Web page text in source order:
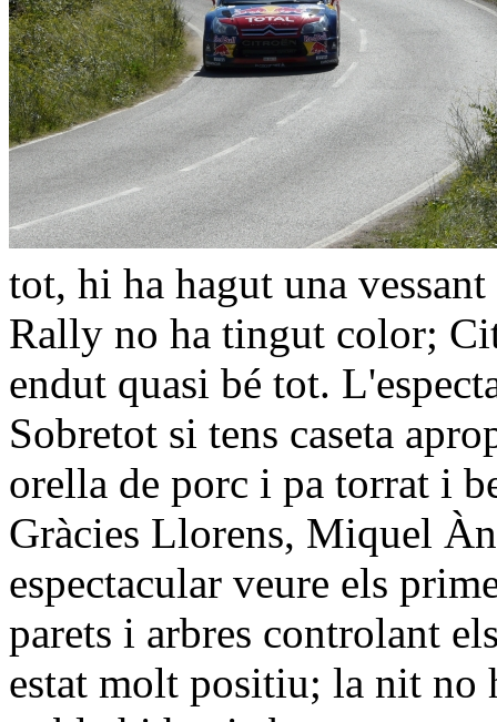
tot, hi ha hagut una
Rally no ha tingut color;
endut quasi bé tot.
Sobretot si tens caseta
orella de porc i pa torrat i
Gràcies Llorens, Miquel
espectacular veure els
parets i arbres controlant
estat molt positiu; la nit no